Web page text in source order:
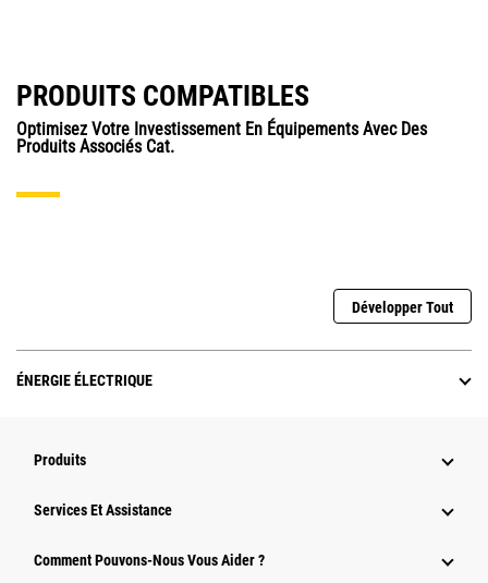
PRODUITS COMPATIBLES
Optimisez Votre Investissement En Équipements Avec Des
Produits Associés Cat.
Développer Tout
ÉNERGIE ÉLECTRIQUE
Produits
Services Et Assistance
Comment Pouvons-Nous Vous Aider ?